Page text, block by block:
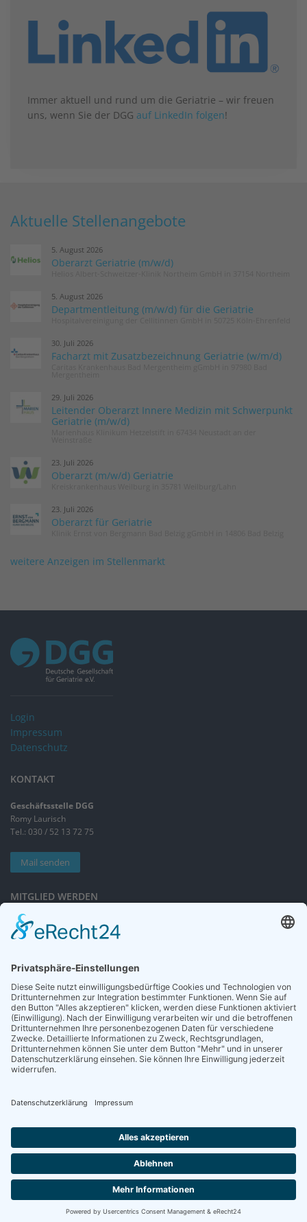
Immer aktuell und rund um die Geriatrie – wir freuen
uns, wenn Sie der DGG auf LinkedIn folgen!
Aktuelle Stellenangebote
5. August 2026
Oberarzt Geriatrie (m/w/d)
5. August 2026
Departmentleitung (m/w/d) für die Geriatrie
30. Juli 2026
Facharzt mit Zusatzbezeichnung Geriatrie (w/m/d)
29. Juli 2026
Leitender Oberarzt Innere Medizin mit Schwerpunkt
Geriatrie (m/w/d)
23. Juli 2026
Oberarzt (m/w/d) Geriatrie
23. Juli 2026
Oberarzt für Geriatrie
weitere Anzeigen im Stellenmarkt
Login
Impressum
Datenschutz
KONTAKT
Geschäftsstelle DGG
Romy Laurisch
Tel.: 030 / 52 13 72 75
Mail senden
MITGLIED WERDEN
Sieben gute Gründe
für Ihre Mitgliedschaft
NEWSLETTER
Neuigkeiten rund um die Geriatrie und die DGG – regelmäßig in Ihrem
Postfach.
Die Zeitschrift für Gerontologie und Geriatrie informiert über Neues aus
unserem Fach.